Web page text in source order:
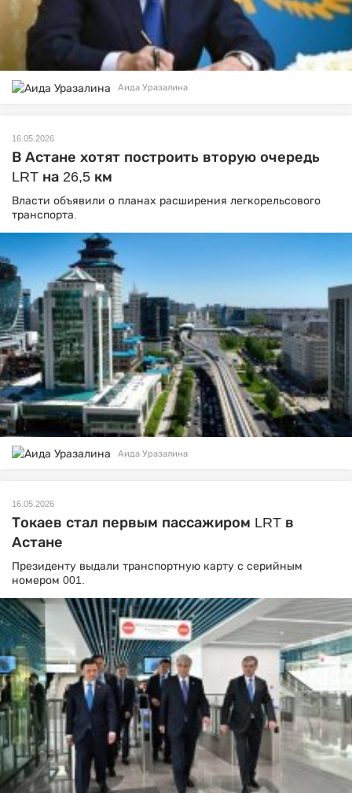
Аида Уразалина
16.05.2026
В Астане хотят построить вторую очередь
LRT на 26,5 км
Власти объявили о планах расширения легкорельсового
транспорта.
Аида Уразалина
16.05.2026
Токаев стал первым пассажиром LRT в
Астане
Президенту выдали транспортную карту с серийным
номером 001.